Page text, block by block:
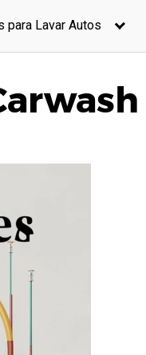
para Lavar Autos